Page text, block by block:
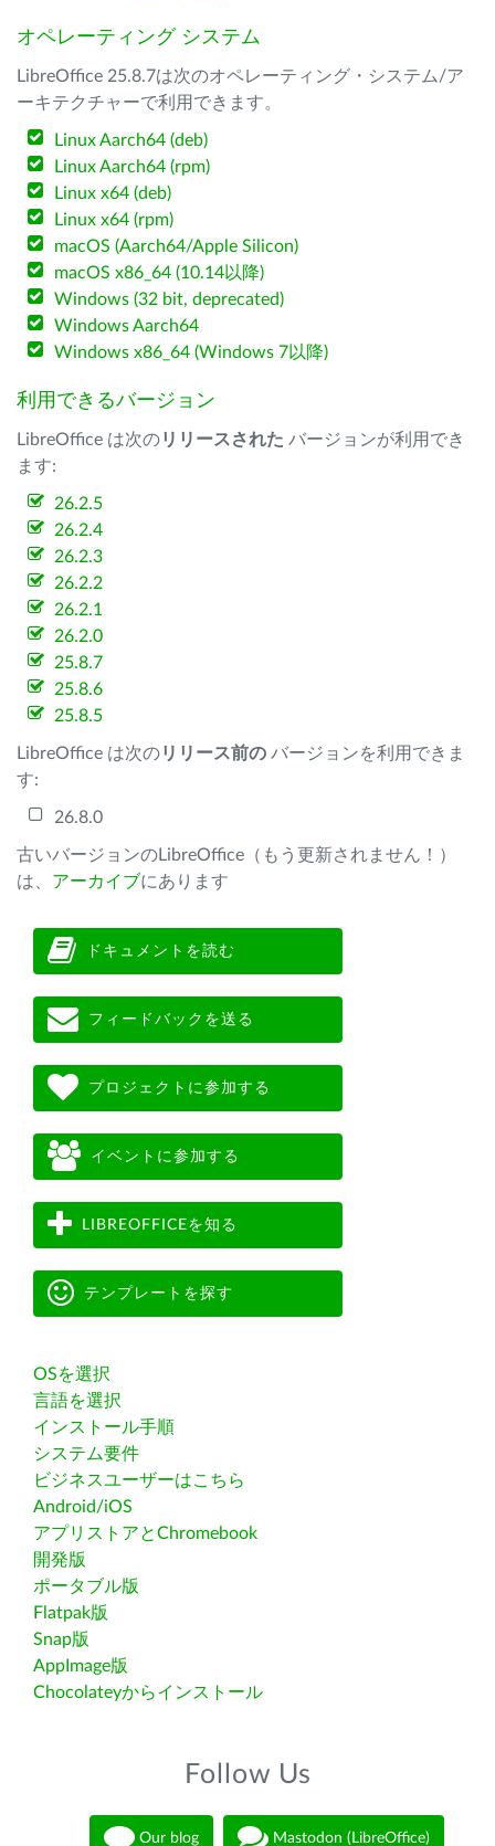
オペレーティング システム
LibreOffice 25.8.7は次のオペレーティング・システム/ア
ーキテクチャーで利用できます。
Linux Aarch64 (deb)
Linux Aarch64 (rpm)
Linux x64 (deb)
Linux x64 (rpm)
macOS (Aarch64/Apple Silicon)
macOS x86_64 (10.14以降)
Windows (32 bit, deprecated)
Windows Aarch64
Windows x86_64 (Windows 7以降)
利用できるバージョン
LibreOffice は次のリリースされた バージョンが利用でき
ます:
26.2.5
26.2.4
26.2.3
26.2.2
26.2.1
26.2.0
25.8.7
25.8.6
25.8.5
LibreOffice は次のリリース前の バージョンを利用できま
す:
26.8.0
古いバージョンのLibreOffice（もう更新されません！）
は、 アーカイブにあります
ドキュメントを読む
フィードバックを送る
プロジェクトに参加する
イベントに参加する
LIBREOFFICEを知る
テンプレートを探す
OSを選択
言語を選択
インストール手順
システム要件
ビジネスユーザーはこちら
Android/iOS
アプリストアとChromebook
開発版
ポータブル版
Flatpak版
Snap版
AppImage版
Chocolateyからインストール
Follow Us
Our blog Mastodon (LibreOffice)